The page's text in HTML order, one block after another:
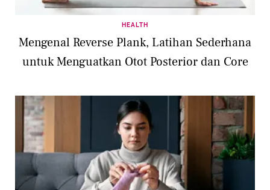
HEALTH
Mengenal Reverse Plank, Latihan Sederhana
untuk Menguatkan Otot Posterior dan Core